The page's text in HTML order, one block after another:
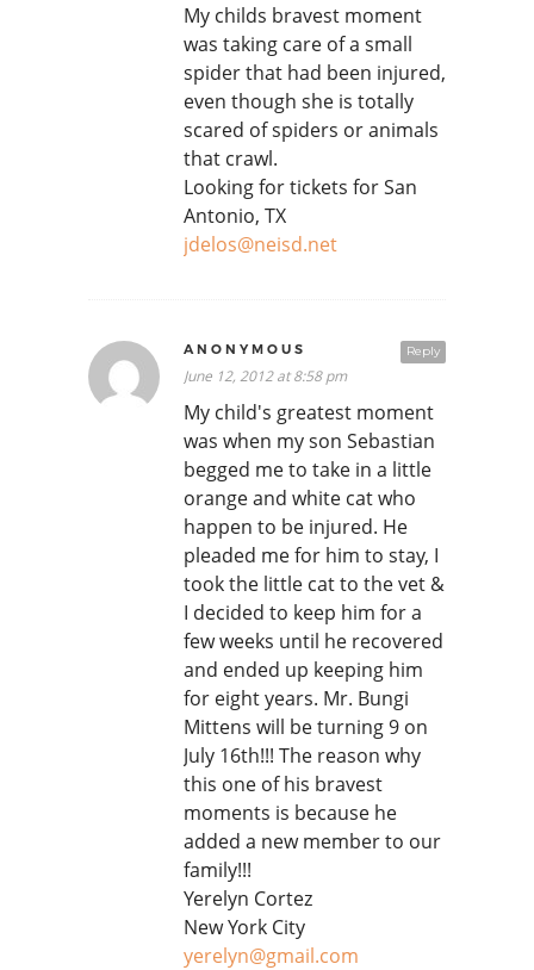
My childs bravest moment
was taking care of a small
spider that had been injured,
even though she is totally
scared of spiders or animals
that crawl.
Looking for tickets for San
Antonio, TX
jdelos@neisd.net
Reply
ANONYMOUS
June 12, 2012 at 8:58 pm
My child's greatest moment
was when my son Sebastian
begged me to take in a little
orange and white cat who
happen to be injured. He
pleaded me for him to stay, I
took the little cat to the vet &
I decided to keep him for a
few weeks until he recovered
and ended up keeping him
for eight years. Mr. Bungi
Mittens will be turning 9 on
July 16th!!! The reason why
this one of his bravest
moments is because he
added a new member to our
family!!!
Yerelyn Cortez
New York City
yerelyn@gmail.com